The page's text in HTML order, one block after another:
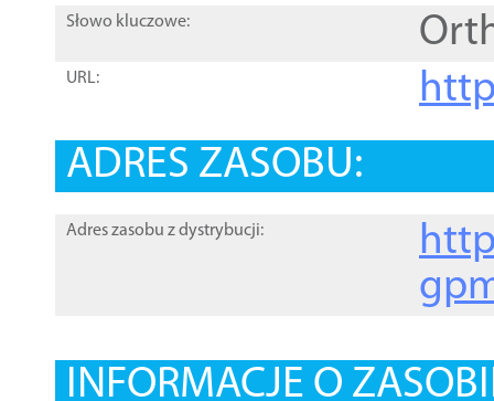
Słowo kluczowe:
URL:
ADRES ZASOBU:
Adres zasobu z dystrybucji:
INFORMACJE O